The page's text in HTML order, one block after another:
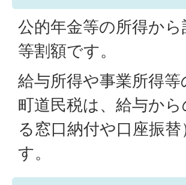
公的年金等の所得か
等割額です。
給与所得や事業所得
町道民税は、給与か
る窓口納付や口座振
す。